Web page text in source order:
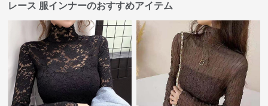
レース 服インナーのおすすめアイテム